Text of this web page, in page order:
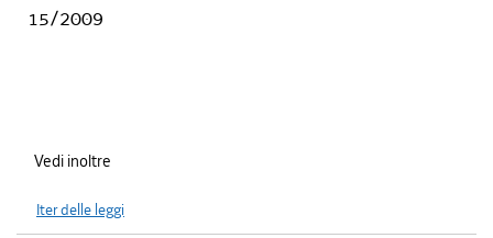
15/2009
Vedi inoltre
Iter delle leggi